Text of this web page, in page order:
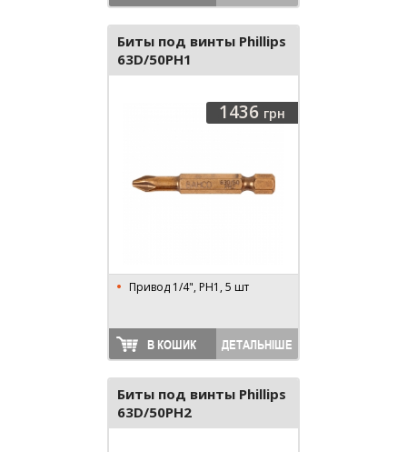
Биты под винты Phillips
63D/50PH1
1436 грн
Привод 1/4", PH1, 5 шт
В КОШИК ДЕТАЛЬНІШЕ
Биты под винты Phillips
63D/50PH2